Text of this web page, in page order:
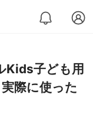
Kids子ども用
際に使った